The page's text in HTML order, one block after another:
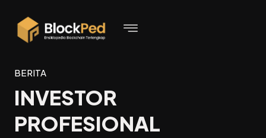
BERITA
INVESTOR
PROFESIONAL